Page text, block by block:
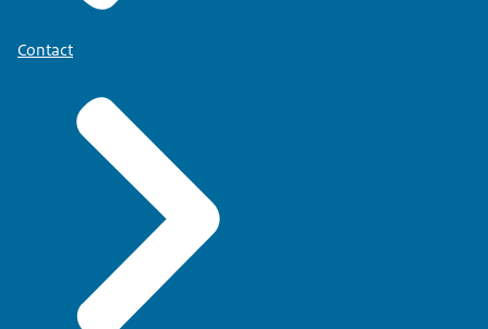
Contact